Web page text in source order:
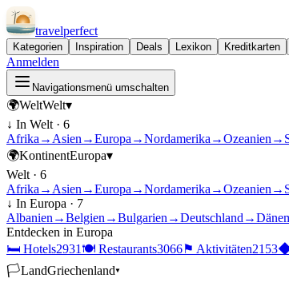
travelperfect
Kategorien Inspiration Deals Lexikon Kreditkarten
Anmelden
Navigationsmenü umschalten
🌍WeltWelt▾
↓ In Welt · 6
Afrika → Asien →Europa →Nordamerika →Ozeanien →
🌍KontinentEuropa▾
Welt · 6
Afrika → Asien →Europa →Nordamerika →Ozeanien →
↓ In Europa · 7
Albanien →Belgien →Bulgarien →Deutschland →
Entdecken in Europa
🛏 Hotels2931 🍽 Restaurants3066⚑ Aktivitäten2153
🏳LandGriechenland▾